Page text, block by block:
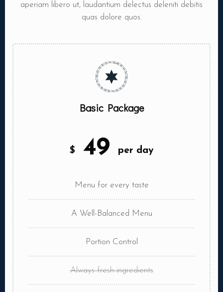
aperiam libero ut, laudantium delectus deleniti debitis
quas dolore quos.
Basic Package
$ 49 per day
Menu for every taste
A Well-Balanced Menu
Portion Control
Always fresh ingredients